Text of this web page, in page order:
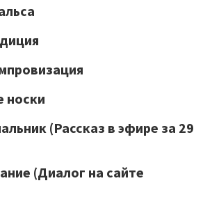
носки
(Рассказ в эфире за 29
(Диалог на сайте